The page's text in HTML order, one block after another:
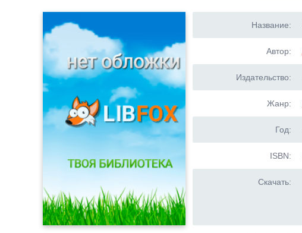
Название:
Автор:
Издательство:
Жанр:
Год:
ISBN:
Скачать: